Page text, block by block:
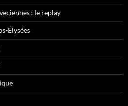
: le replay
Élysées